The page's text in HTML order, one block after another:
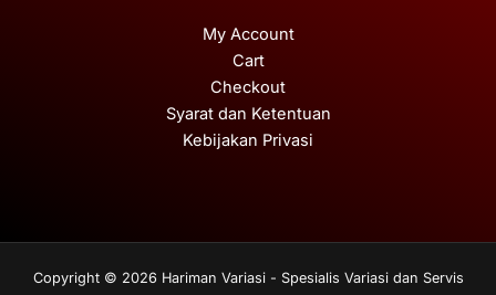
My Account
Cart
Checkout
Syarat dan Ketentuan
Kebijakan Privasi
Copyright © 2026 Hariman Variasi - Spesialis Variasi dan Servis